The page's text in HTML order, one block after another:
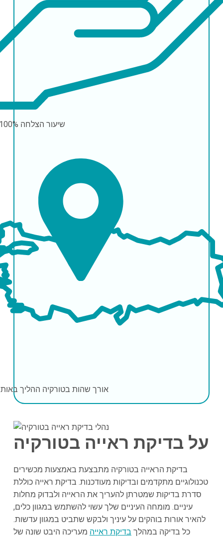
שיעור הצלחה
אורך שהות בטורקיה ההליך
על בדיקת ראייה בטורקיה
בדיקת הראייה בטורקיה מתבצעת באמצעות מכשירים
טכנולוגיים מתקדמים ובדיקות מעודכנות. בדיקת ראייה כוללת
סדרת בדיקות שמטרתן להעריך את הראייה ולבדוק מחלות
עיניים. מומחה העיניים שלך עשוי להשתמש במגוון כלים,
להאיר אורות בוהקים על עיניך ולבקש שתביט במגוון עדשות.
כל בדיקה במהלך בדיקת ראייה מעריכה היבט שונה של